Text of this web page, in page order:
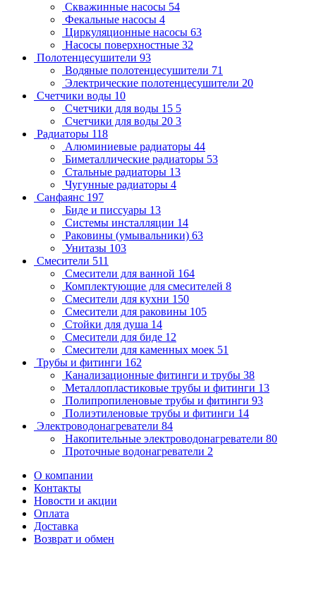
Скважинные насосы 54
Фекальные насосы 4
Циркуляционные насосы 63
Насосы поверхностные 32
Полотенцесушители 93
Водяные полотенцесушители 71
Электрические полотенцесушители 20
Счетчики воды 10
Счетчики для воды 15 5
Счетчики для воды 20 3
Радиаторы 118
Алюминиевые радиаторы 44
Биметаллические радиаторы 53
Стальные радиаторы 13
Чугунные радиаторы 4
Санфаянс 197
Биде и писсуары 13
Системы инсталляции 14
Раковины (умывальники) 63
Унитазы 103
Смесители 511
Смесители для ванной 164
Комплектующие для смесителей 8
Смесители для кухни 150
Смесители для раковины 105
Стойки для душа 14
Смесители для биде 12
Смесители для каменных моек 51
Трубы и фитинги 162
Канализационные фитинги и трубы 38
Металлопластиковые трубы и фитинги 13
Полипропиленовые трубы и фитинги 93
Полиэтиленовые трубы и фитинги 14
Электроводонагреватели 84
Накопительные электроводонагреватели 80
Проточные водонагреватели 2
О компании
Контакты
Новости и акции
Оплата
Доставка
Возврат и обмен